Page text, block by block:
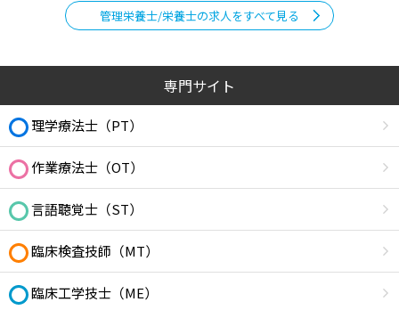
管理栄養士/栄養士の求人をすべて見る
専門サイト
理学療法士（PT）
作業療法士（OT）
言語聴覚士（ST）
臨床検査技師（MT）
臨床工学技士（ME）